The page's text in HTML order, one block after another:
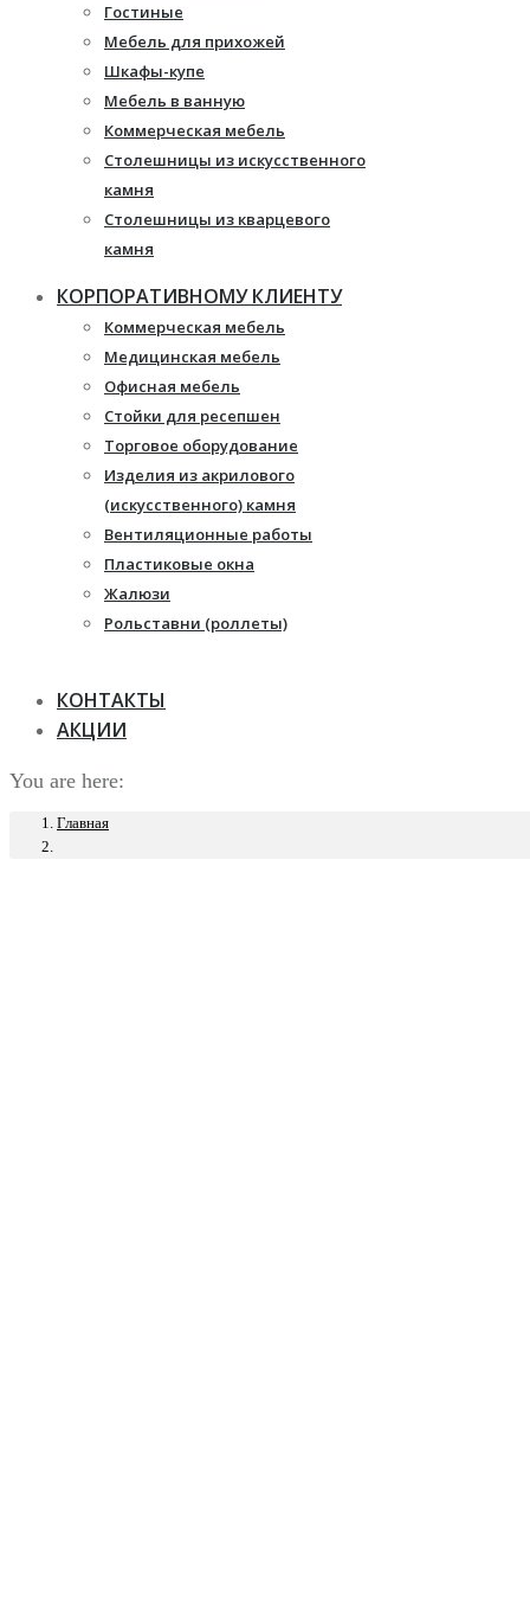
Гостиные
Мебель для прихожей
Шкафы-купе
Мебель в ванную
Коммерческая мебель
Столешницы из искусственного
камня
Столешницы из кварцевого
камня
Каминные порталы
Камины Dimplex
Искусственный камень White
Hills
Балконы ПВХ
Пластиковые окна
Жалюзи
Рулонные шторы
КОРПОРАТИВНОМУ КЛИЕНТУ
Коммерческая мебель
Медицинская мебель
Офисная мебель
Стойки для ресепшен
Торговое оборудование
Изделия из акрилового
(искусственного) камня
Вентиляционные работы
Пластиковые окна
Жалюзи
Рольставни (роллеты)
КОНТАКТЫ
АКЦИИ
You are here:
Главная